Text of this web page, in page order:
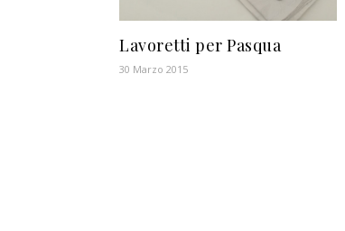
Lavoretti per Pasqua
30 Marzo 2015